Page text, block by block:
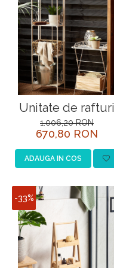
Unitate de rafturi
VALDIVIA Metal 40
cm 27 cm Alb
1.006,20 RON
670,80 RON
ADAUGA IN COS
-33%